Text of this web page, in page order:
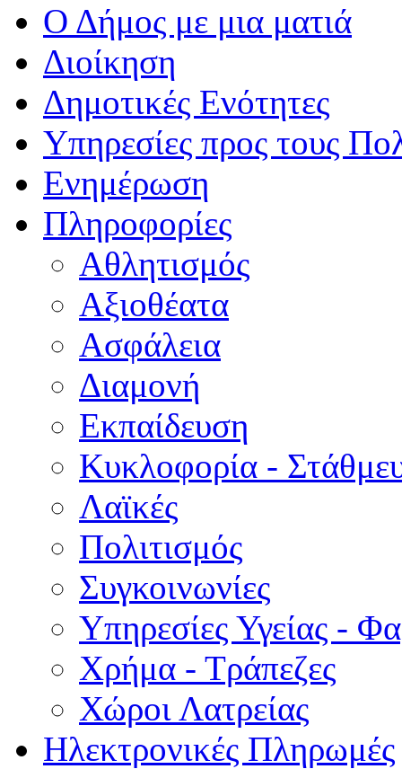
Ο Δήμος με μια ματιά
Διοίκηση
Δημοτικές Ενότητες
Υπηρεσίες προς τους
Ενημέρωση
Πληροφορίες
Αθλητισμός
Αξιοθέατα
Ασφάλεια
Διαμονή
Εκπαίδευση
Κυκλοφορία -
Λαϊκές
Πολιτισμός
Συγκοινωνίες
Υπηρεσίες Υγείας -
Χρήμα - Τράπεζες
Χώροι Λατρείας
Ηλεκτρονικές Πληρωμές